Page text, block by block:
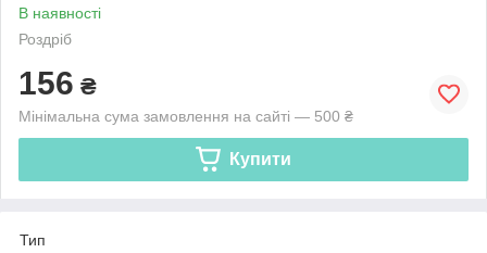
В наявності
Роздріб
156 ₴
Мінімальна сума замовлення на сайті — 500 ₴
Купити
Тип